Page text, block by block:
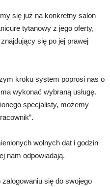
się już na konkretny salon
tytanowy z jego oferty,
się po jej prawej
kroku system poprosi nas o
wykonać wybraną usługę.
specjalisty, możemy
wolnych dat i godzin
nam odpowiadają.
się do swojego